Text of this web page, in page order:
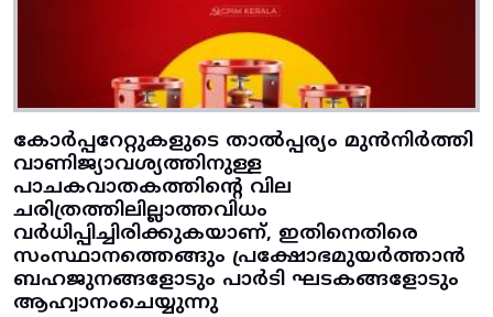
കോര്‍പ്പറേറ്റുകളുടെ താല്‍പ്പര്യം മുന്‍നിര്‍ത്തി
വാണിജ്യാവശ്യത്തിനുള്ള
പാചകവാതകത്തിന്റെ വില
ചരിത്രത്തിലില്ലാത്തവിധം
വര്‍ധിപ്പിച്ചിരിക്കുകയാണ്‌, ഇതിനെതിരെ
സംസ്ഥാനത്തെങ്ങും പ്രക്ഷോഭമുയര്‍ത്താന്‍
ബഹജുനങ്ങളോടും പാര്‍ടി ഘടകങ്ങളോടും
ആഹ്വാനംചെയ്യുന്നു